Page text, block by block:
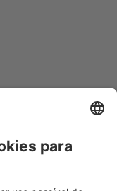
consulte o nosso